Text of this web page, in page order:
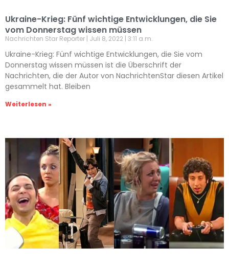
Ukraine-Krieg: Fünf wichtige Entwicklungen, die Sie
vom Donnerstag wissen müssen
Nachrichten Star Reporter Juli 8, 2022 3:11 a.m.
Ukraine-Krieg: Fünf wichtige Entwicklungen, die Sie vom
Donnerstag wissen müssen ist die Überschrift der
Nachrichten, die der Autor von NachrichtenStar diesen Artikel
gesammelt hat. Bleiben
Weiterlesen »